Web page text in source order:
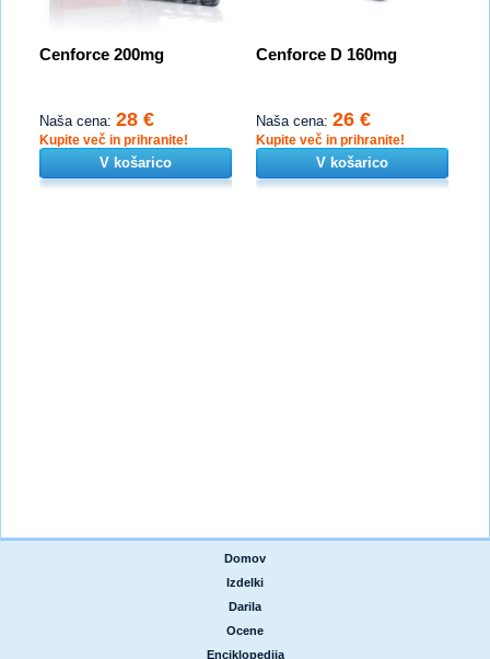
Cenforce 200mg
Naša cena: 28 €
Kupite več in prihranite!
V košarico
Cenforce D 160mg
Naša cena: 26 €
Kupite več in prihranite!
V košarico
Domov
Izdelki
Darila
Ocene
Enciklopedija